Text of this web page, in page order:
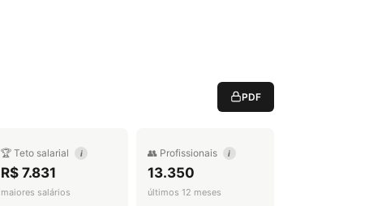
PDF
🏆 Teto salarial i
R$ 7.831
maiores salários
👥 Profissionais i
13.350
últimos 12 meses